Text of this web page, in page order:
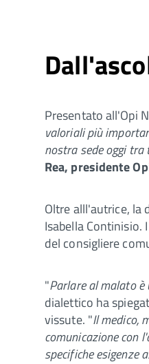
Presentato all'Opi
valoriali più
nostra sede oggi
Rea, presidente
Oltre alll'autrice, la
Isabella
del consigliere
"Parlare al malato
dialettico ha
vissute. "Il medico,
comunicazione con
specifiche esigenze